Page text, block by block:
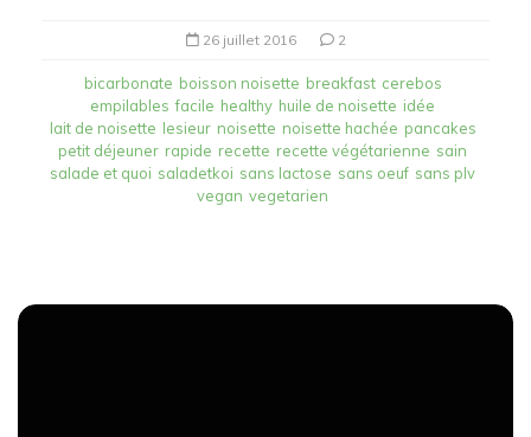
26 juillet 2016 2
bicarbonate boisson noisette breakfast cerebos
empilables facile healthy huile de noisette idée
lait de noisette lesieur noisette noisette hachée pancakes
petit déjeuner rapide recette recette végétarienne sain
salade et quoi saladetkoi sans lactose sans oeuf sans plv
vegan vegetarien